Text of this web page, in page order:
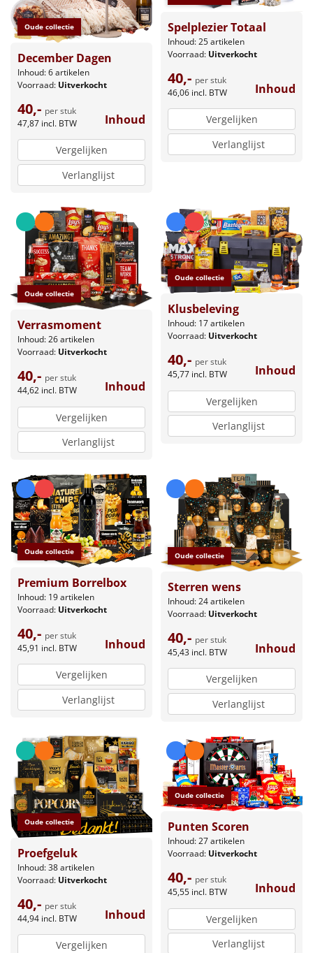
Oude collectie
December Dagen
Inhoud: 6 artikelen
Voorraad: Uitverkocht
40,- per stuk
47,87 incl. BTW Inhoud
Vergelijken
Verlanglijst
Spelplezier Totaal
Inhoud: 25 artikelen
Voorraad: Uitverkocht
40,- per stuk
46,06 incl. BTW Inhoud
Vergelijken
Verlanglijst
Oude collectie
Verrasmoment
Inhoud: 26 artikelen
Voorraad: Uitverkocht
40,- per stuk
44,62 incl. BTW Inhoud
Vergelijken
Verlanglijst
Oude collectie
Klusbeleving
Inhoud: 17 artikelen
Voorraad: Uitverkocht
40,- per stuk
45,77 incl. BTW Inhoud
Vergelijken
Verlanglijst
Oude collectie
Premium Borrelbox
Inhoud: 19 artikelen
Voorraad: Uitverkocht
40,- per stuk
45,91 incl. BTW Inhoud
Vergelijken
Verlanglijst
Oude collectie
Sterren wens
Inhoud: 24 artikelen
Voorraad: Uitverkocht
40,- per stuk
45,43 incl. BTW Inhoud
Vergelijken
Verlanglijst
Oude collectie
Proefgeluk
Inhoud: 38 artikelen
Voorraad: Uitverkocht
40,- per stuk
44,94 incl. BTW Inhoud
Vergelijken
Oude collectie
Punten Scoren
Inhoud: 27 artikelen
Voorraad: Uitverkocht
40,- per stuk
45,55 incl. BTW Inhoud
Vergelijken
Verlanglijst